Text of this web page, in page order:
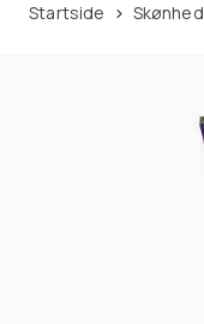
Startside Skønhed